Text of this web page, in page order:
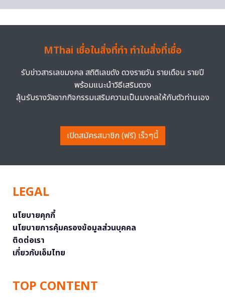
MThai เชื่อในสิ่งที่ทำ ทำในสิ่งที่เชื่อ
รับข่าวสารเลขมงคล สถิติเลขดัง ดวงรายวัน รายเดือน รายปี
พร้อมแนะนำวิธีเสริมดวง
ลุ้นรับรางวัลจากกิจกรรมเสริมความเป็นมงคลให้กับตัวท่านเอง
เปิดสมัครสมาชิก (ฟรี) เร็วๆนี้
LEGAL
นโยบายคุกกี้
นโยบายการคุ้มครองข้อมูลส่วนบุคคล
ติดต่อเรา
เกี่ยวกับเอ็มไทย
TOP CONTENT